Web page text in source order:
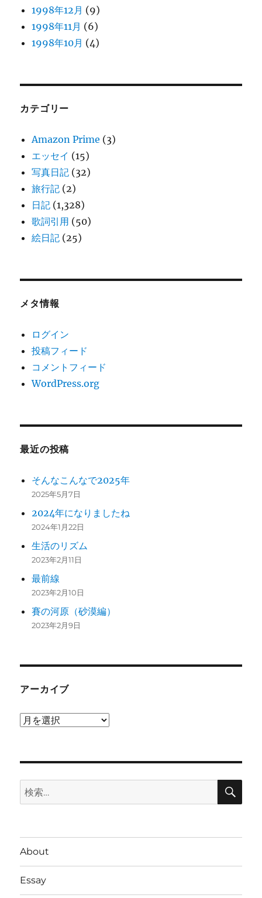
1998年12月 (9)
1998年11月 (6)
1998年10月 (4)
カテゴリー
Amazon Prime (3)
エッセイ (15)
写真日記 (32)
旅行記 (2)
日記 (1,328)
歌詞引用 (50)
絵日記 (25)
メタ情報
ログイン
投稿フィード
コメントフィード
WordPress.org
最近の投稿
そんなこんなで2025年
2025年5月7日
2024年になりましたね
2024年1月22日
生活のリズム
2023年2月11日
最前線
2023年2月10日
賽の河原（砂漠編）
2023年2月9日
アーカイブ
ア
検
索:
検
About
Essay